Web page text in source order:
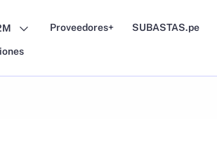
Proveedores+ SUBASTAS.pe